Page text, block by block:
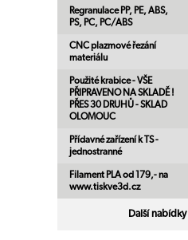
Regranulace PP, PE, ABS,
PS, PC, PC/ABS
CNC plazmové řezání
materiálu
Použité krabice - VŠE
PŘIPRAVENO NA SKLADĚ !
PŘES 30 DRUHŮ - SKLAD
OLOMOUC
Přídavné zařízení k TS -
jednostranné
Filament PLA od 179,- na
www.tiskve3d.cz
Další nabídky